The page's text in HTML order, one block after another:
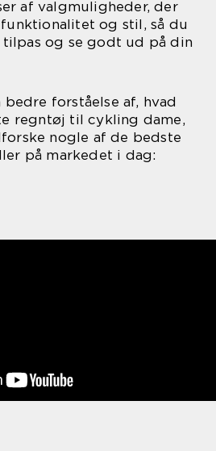
af valgmuligheder, der
og stil, så du
og se godt ud på din
forståelse af, hvad
regntøj til cykling dame,
nogle af de bedste
på markedet i dag: